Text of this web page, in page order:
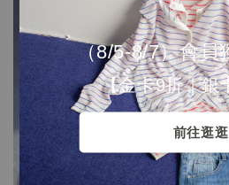
（8/5-8/7）會員
【金卡9折｜銀
前往逛逛